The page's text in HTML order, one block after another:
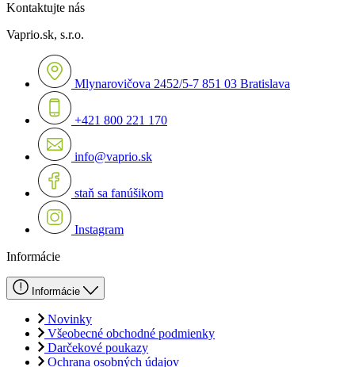
Kontaktujte nás
Vaprio.sk, s.r.o.
Mlynarovičova 2452/5-7 851 03 Bratislava
+421 800 221 170
info@vaprio.sk
staň sa fanúšikom
Instagram
Informácie
Informácie
Novinky
Všeobecné obchodné podmienky
Darčekové poukazy
Ochrana osobných údajov